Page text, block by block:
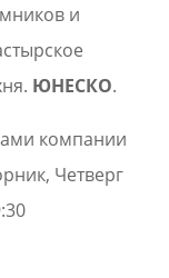
и
ЮНЕСКО.
компании
Четверг